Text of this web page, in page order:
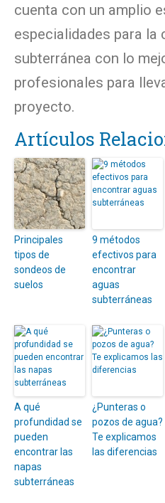
cuenta con un amplio
especialidades para la
subterránea con lo
profesionales para
proyecto.
Artículos
Principales
tipos de
sondeos de
suelos
9 métodos
efectivos para
encontrar
aguas
subterráneas
A qué
profundidad se
pueden
encontrar las
napas
subterráneas
¿Punteras o
pozos de agua?
Te explicamos
las diferencias